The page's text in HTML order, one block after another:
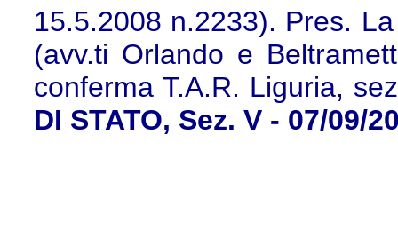
15.5.2008 n.2233). Pres.
(avv.ti Orlando e
conferma T.A.R. Liguria,
DI STATO, Sez. V - 07/09/